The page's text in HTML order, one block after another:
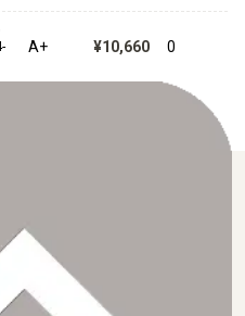
レミアムカードコレクション
ィナーレセット
A+ ¥10,660 0
用いただけます。
）】
すため、お早めにお支払をお願いし